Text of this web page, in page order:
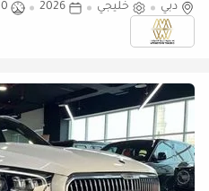
دبي
خليجي 2026
0 كيلومتر